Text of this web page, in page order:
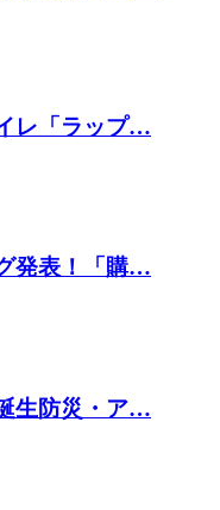
レ「ラップ…
発表！「購…
生防災・ア…